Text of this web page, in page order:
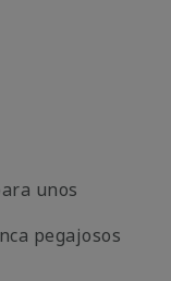
unos
pegajosos